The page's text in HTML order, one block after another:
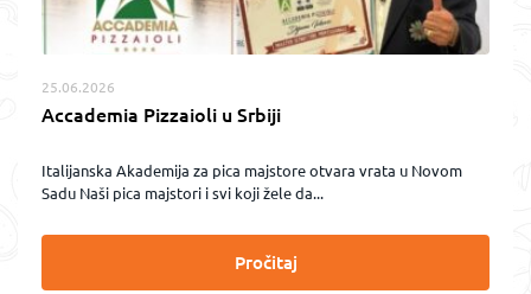
25.06.2026
Accademia Pizzaioli u Srbiji
Italijanska Akademija za pica majstore otvara vrata u Novom
Sadu Naši pica majstori i svi koji žele da...
Pročitaj